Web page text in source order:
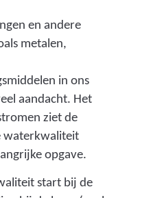
m
v
n
i
f
o
l
h
k
n
en andere
metalen,
in ons
aandacht. Het
ziet de
waterkwaliteit
opgave.
start bij de